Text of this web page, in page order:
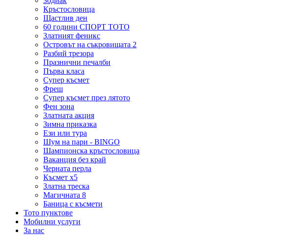
Кръстословица
Щастлив ден
60 години СПОРТ ТОТО
Златният феникс
Островът на съкровищата 2
Разбий трезора
Празнични печалби
Първа класа
Супер късмет
Фреш
Супер късмет през лятото
Фен зона
Златната акция
Зимна приказка
Ези или тура
Шум на пари - BINGO
Шампионска кръстословица
Ваканция без край
Черната перла
Късмет х5
Златна треска
Магичната 8
Баница с късмети
Тото пунктове
Мобилни услуги
За нас